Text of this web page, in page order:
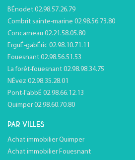
BÉnodet 02.98.57.26.79
Combrit sainte-marine 02.98.56.73.80
Concarneau 02.21.58.05.80
ErguÉ-gabÉric 02.98.10.71.11
Fouesnant 02.98.56.51.53
La forêt-fouesnant 02.98.98.34.75
NÉvez 02.98.35.28.01
Pont-l'abbÉ 02.98.66.12.13
Quimper 02.98.60.70.80
PAR VILLES
Achat immobilier Quimper
Achat immobilier Fouesnant